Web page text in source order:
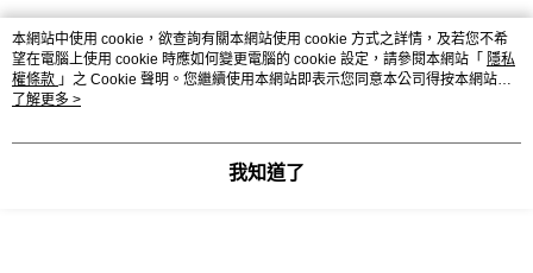
熱門標籤
本網站中使用 cookie，欲查詢有關本網站使用 cookie 方式之詳情，及若您不希
望在電腦上使用 cookie 時應如何變更電腦的 cookie 設定，請參閱本網站「 隱私
權條款 」之 Cookie 聲明。您繼續使用本網站即表示您同意本公司得按本網站使
用條款之 Cookie 聲明使用 cookie。
了解更多 >
我知道了